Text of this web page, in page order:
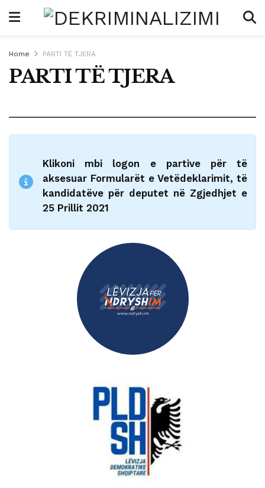
Home PARTI TË TJERA
PARTI TË TJERA
Klikoni mbi logon e partive për të
aksesuar Formularët e Vetëdeklarimit, të
kandidatëve për deputet në Zgjedhjet e
25 Prillit 2021